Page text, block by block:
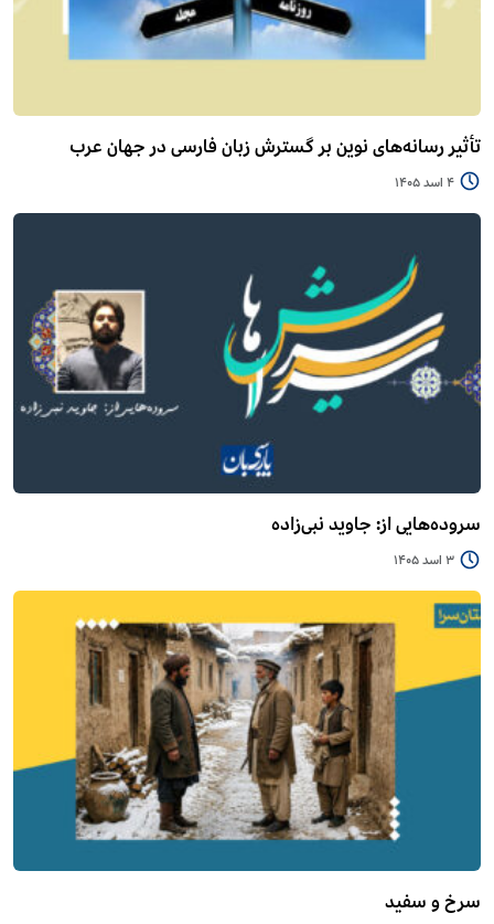
تأثیر رسانه‌های نوین بر گسترش زبان فارسی در جهان عرب
4 اسد 1405
سروده‌هایی از: جاوید نبی‌زاده
3 اسد 1405
سرخ و سفید